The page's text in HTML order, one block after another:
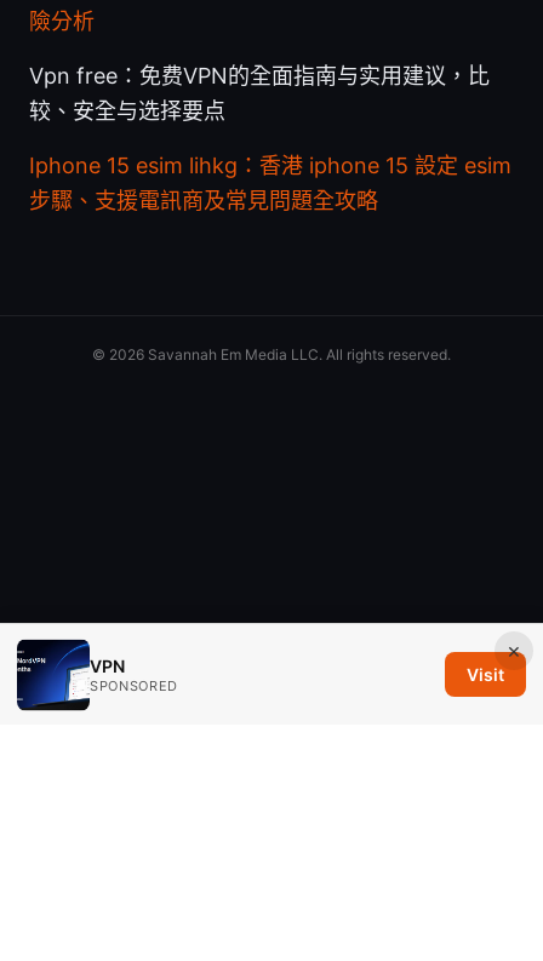
險分析
Vpn free：免费VPN的全面指南与实用建议，比
较、安全与选择要点
Iphone 15 esim lihkg：香港 iphone 15 設定 esim
步驟、支援電訊商及常見問題全攻略
×
VPN
SPONSORED
Visit
© 2026 Savannah Em Media LLC. All rights reserved.